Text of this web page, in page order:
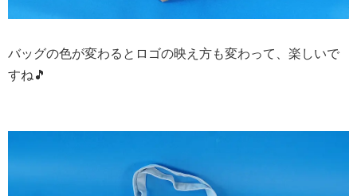
バッグの色が変わるとロゴの映え方も変わって、楽しいで
すね🎵